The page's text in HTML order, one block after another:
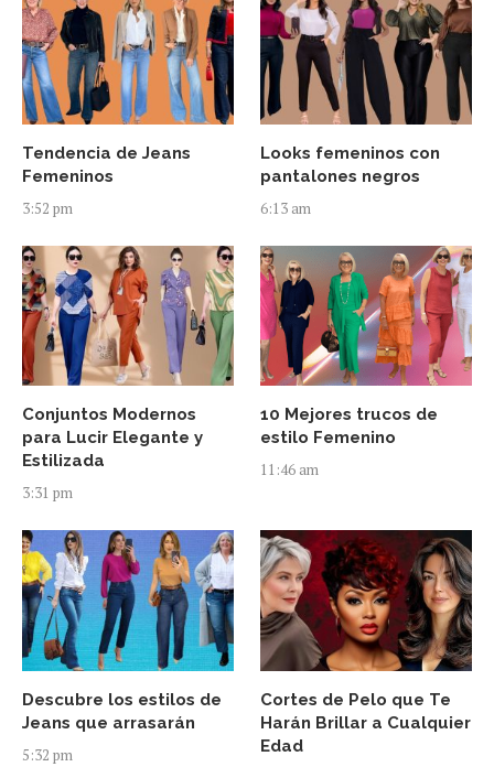
Tendencia de Jeans
Femeninos
3:52 pm
Looks femeninos con
pantalones negros
6:13 am
Conjuntos Modernos
para Lucir Elegante y
Estilizada
3:31 pm
10 Mejores trucos de
estilo Femenino
11:46 am
Descubre los estilos de
Jeans que arrasarán
5:32 pm
Cortes de Pelo que Te
Harán Brillar a Cualquier
Edad